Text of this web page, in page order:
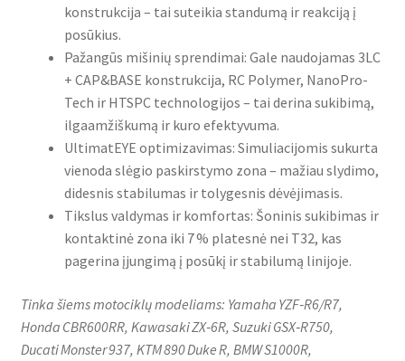
konstrukcija – tai suteikia standumą ir reakciją į
posūkius.
Pažangūs mišinių sprendimai: Gale naudojamas 3LC
+ CAP&BASE konstrukcija, RC Polymer, NanoPro-
Tech ir HTSPC technologijos – tai derina sukibimą,
ilgaamžiškumą ir kuro efektyvuma.
UltimatEYE optimizavimas: Simuliacijomis sukurta
vienoda slėgio paskirstymo zona – mažiau slydimo,
didesnis stabilumas ir tolygesnis dėvėjimasis.
Tikslus valdymas ir komfortas: Šoninis sukibimas ir
kontaktinė zona iki 7 % platesnė nei T32, kas
pagerina įjungimą į posūkį ir stabilumą linijoje.
Tinka šiems motociklų modeliams: Yamaha YZF‑R6/R7,
Honda CBR600RR, Kawasaki ZX‑6R, Suzuki GSX‑R750,
Ducati Monster 937, KTM 890 Duke R, BMW S1000R,